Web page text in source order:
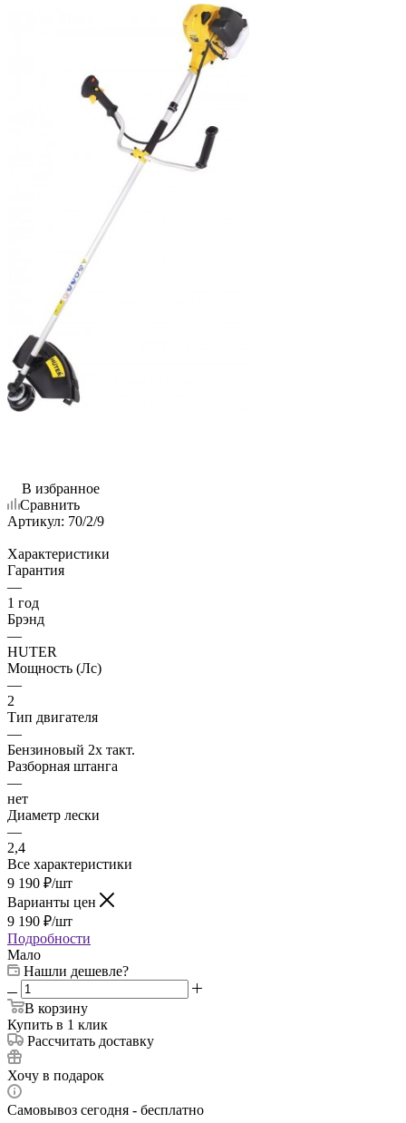
В избранное
Сравнить
Артикул: 70/2/9
Характеристики
Гарантия
—
1 год
Брэнд
—
HUTER
Мощность (Лс)
—
2
Тип двигателя
—
Бензиновый 2х такт.
Разборная штанга
—
нет
Диаметр лески
—
2,4
Все характеристики
9 190 ₽/шт
Варианты цен
9 190 ₽/шт
Подробности
Мало
Нашли дешевле?
В корзину
Купить в 1 клик
Рассчитать доставку
Хочу в подарок
Самовывоз сегодня - бесплатно